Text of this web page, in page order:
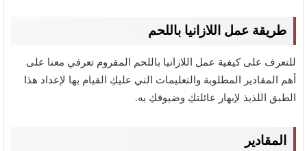
طريقة عمل اللازانيا باللحم
للتعرف على كيفية عمل اللازانيا باللحم المفروم تعرفي معنا على
أهم المقادير المطلوبة والتعليمات التي عليكِ القيام بها لإعداد هذا
الطبق اللذيذ لإبهار عائلتكِ وضيوفكِ به.
المقادير